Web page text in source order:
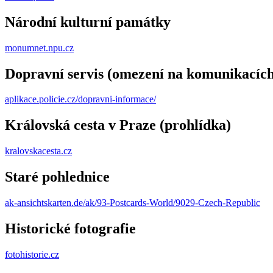
Národní kulturní památky
monumnet.npu.cz
Dopravní servis (omezení na
aplikace.policie.cz/dopravni-informace/
Královská cesta v Praze (prohlídka)
kralovskacesta.cz
Staré pohlednice
ak-ansichtskarten.de/ak/93-Postcards-World/9029-Czech-Republic
Historické fotografie
fotohistorie.cz